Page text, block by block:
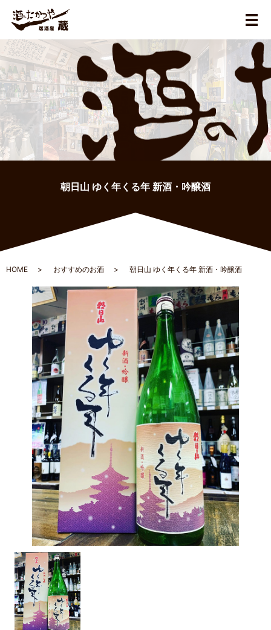
メ
朝日山 ゆく年くる年 新酒・吟醸酒
HOME おすすめのお酒 朝日山 ゆく年くる年 新酒・吟醸酒